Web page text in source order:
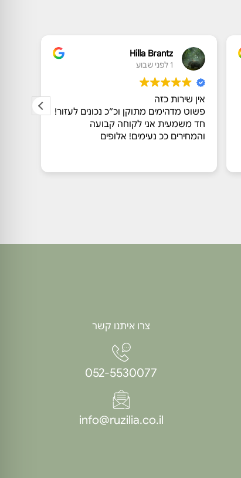
Hilla Brantz
1 לפני שבוע
אין שירות כזה
פשוט מדהימים מתוקן וכ״כ נכונים לעזור!
חד משמעית אני לקוחה קבועה
והמחירים ככ נעימים! אלופים
צרו איתנו קשר
052-5530077
info@ruzilia.co.il